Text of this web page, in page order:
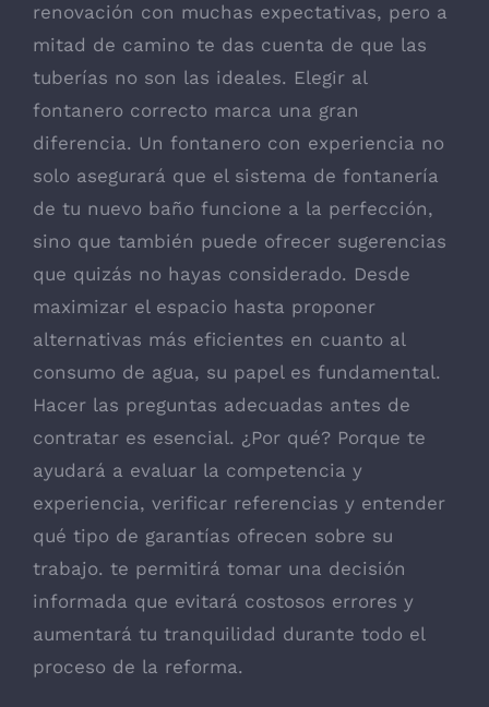
renovación con muchas expectativas, pero a
mitad de camino te das cuenta de que las
tuberías no son las ideales. Elegir al
fontanero correcto marca una gran
diferencia. Un fontanero con experiencia no
solo asegurará que el sistema de fontanería
de tu nuevo baño funcione a la perfección,
sino que también puede ofrecer sugerencias
que quizás no hayas considerado. Desde
maximizar el espacio hasta proponer
alternativas más eficientes en cuanto al
consumo de agua, su papel es fundamental.
Hacer las preguntas adecuadas antes de
contratar es esencial. ¿Por qué? Porque te
ayudará a evaluar la competencia y
experiencia, verificar referencias y entender
qué tipo de garantías ofrecen sobre su
trabajo. te permitirá tomar una decisión
informada que evitará costosos errores y
aumentará tu tranquilidad durante todo el
proceso de la reforma.